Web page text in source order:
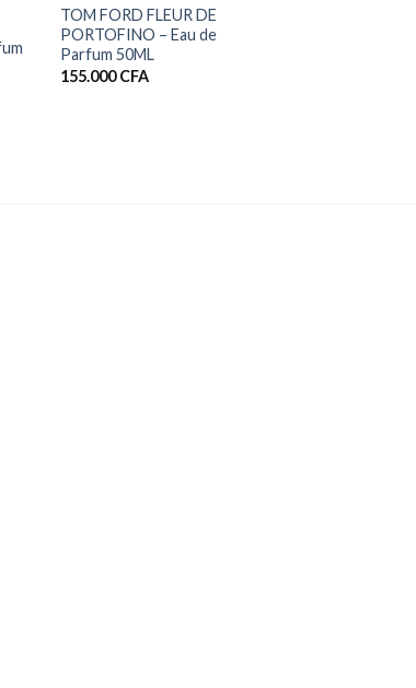
TOM FORD FLEUR DE
PORTOFINO – Eau de
Parfum 50ML
155.000CFA